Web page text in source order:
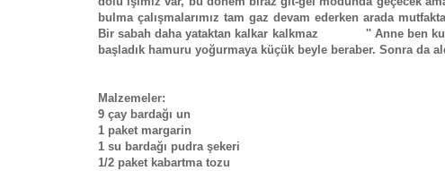
bulma çalışmalarımız tam gaz devam ederken arada
Bir sabah daha yataktan kalkar kalkmaz '' Anne ben
başladık hamuru yoğurmaya küçük beyle beraber. Sonra da
Malzemeler:
9 çay bardağı un
1 paket margarin
1 su bardağı pudra şekeri
1/2 paket kabartma tozu